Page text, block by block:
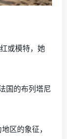
或模特，她
国的布列塔尼
区的象征，